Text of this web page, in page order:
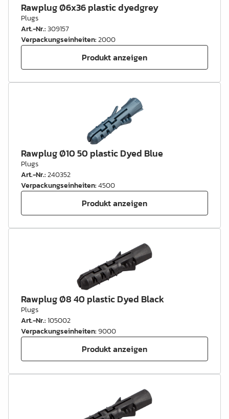
Rawplug Ø6x36 plastic dyedgrey
Plugs
Art.-Nr.:309157
Verpackungseinheiten:2000
Produkt anzeigen
Rawplug Ø10 50 plastic Dyed Blue
Plugs
Art.-Nr.:240352
Verpackungseinheiten:4500
Produkt anzeigen
Rawplug Ø8 40 plastic Dyed Black
Plugs
Art.-Nr.:105002
Verpackungseinheiten:9000
Produkt anzeigen